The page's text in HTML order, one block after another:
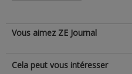
Vous aimez ZE Journal
Cela peut vous intéresser